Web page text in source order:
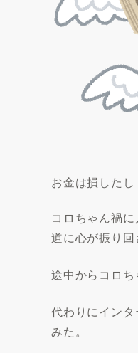
お金は損したし
コロちゃん禍
道に心が振り回
途中からコロち
代わりにイン
みた。